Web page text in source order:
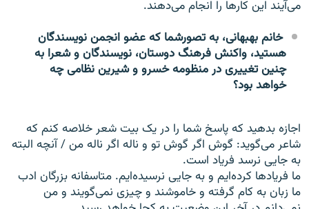
می‌آیند این کارها را انجام می‌دهند.
خانم بهبهانی، به تصورشما که عضو انجمن نویسندگان
هستید، واکنش فرهنگ دوستان، نویسندگان و شعرا به
چنین تغییری در منظومه خسرو و شیرین نظامی چه
خواهد بود؟
اجازه بدهید که پاسخ شما را در یک بیت شعر خلاصه کنم که
شاعر می‌گوید: گوش اگر گوش تو و ناله اگر ناله من / آنچه البته
به جایی نرسد فریاد است.
ما فریادها کرده‌ایم و به جایی نرسیده‌ایم. متاسفانه بزرگان ادب
ما زبان به کام گرفته و خاموشند و چیزی نمی‌گویند و من